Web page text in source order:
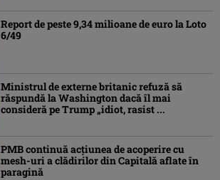
Report de peste 9,34 milioane de euro la Loto
6/49
Ministrul de externe britanic refuză să
răspundă la Washington dacă îl mai
consideră pe Trump „idiot, rasist ...
PMB continuă acțiunea de acoperire cu
mesh-uri a clădirilor din Capitală aflate în
paragină